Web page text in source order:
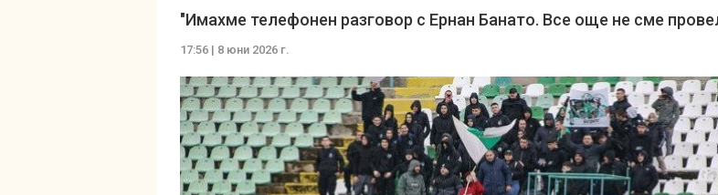
"Имахме телефонен разговор с Ернан Банато. Все още не сме
17:56 | 8 юни 2026 г.